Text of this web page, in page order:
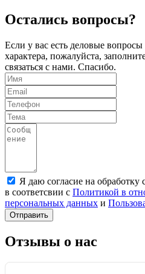
Остались вопросы?
Если у вас есть деловые
характера, пожалуйста,
связаться с нами. Спасибо.
Я даю согласие на
в соответсвии с Политикой в
персональных данных и
Отправить
Отзывы о нас